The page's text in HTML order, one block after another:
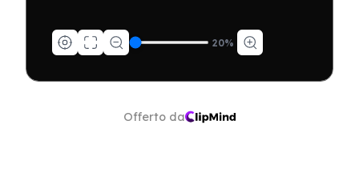
20%
Offerto da